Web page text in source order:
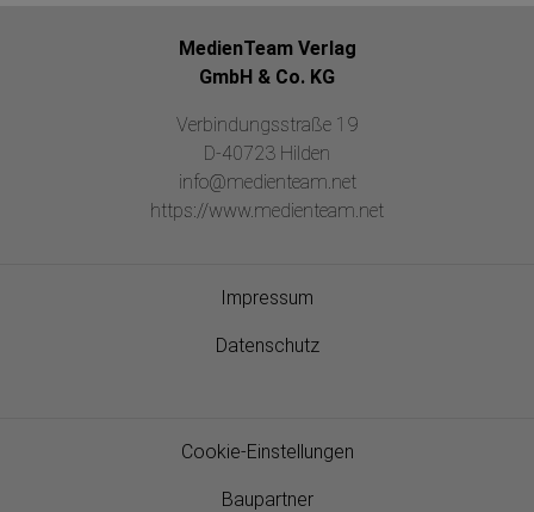
MedienTeam Verlag
GmbH & Co. KG
Verbindungsstraße 19
D-40723 Hilden
info@medienteam.net
https://www.medienteam.net
Impressum
Datenschutz
Cookie-Einstellungen
Baupartner